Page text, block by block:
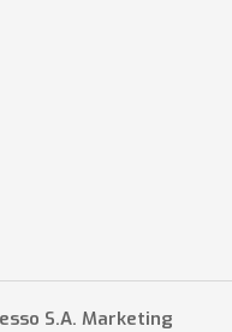
S.A. Marketing